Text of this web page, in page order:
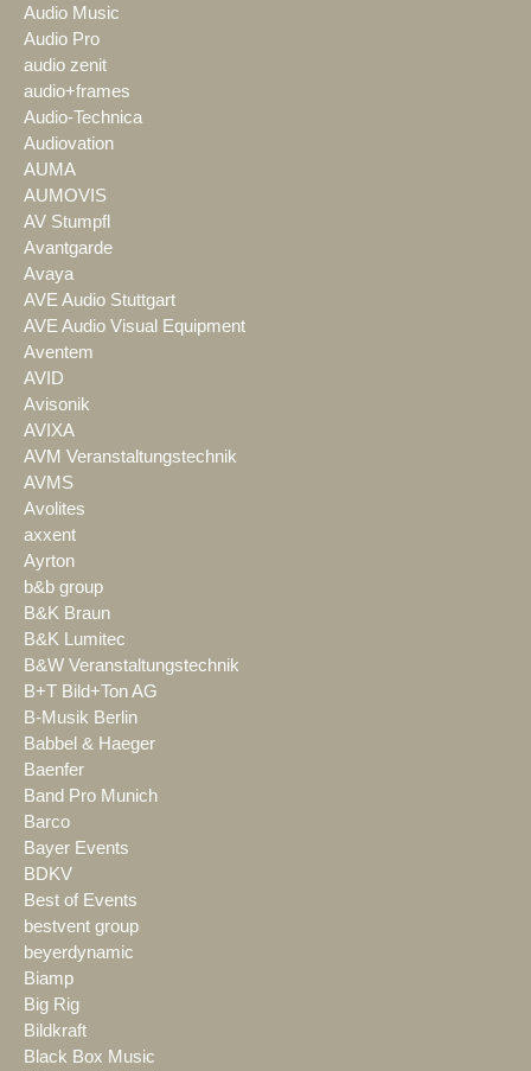
Audio Music
Audio Pro
audio zenit
audio+frames
Audio-Technica
Audiovation
AUMA
AUMOVIS
AV Stumpfl
Avantgarde
Avaya
AVE Audio Stuttgart
AVE Audio Visual Equipment
Aventem
AVID
Avisonik
AVIXA
AVM Veranstaltungstechnik
AVMS
Avolites
axxent
Ayrton
b&b group
B&K Braun
B&K Lumitec
B&W Veranstaltungstechnik
B+T Bild+Ton AG
B-Musik Berlin
Babbel & Haeger
Baenfer
Band Pro Munich
Barco
Bayer Events
BDKV
Best of Events
bestvent group
beyerdynamic
Biamp
Big Rig
Bildkraft
Black Box Music